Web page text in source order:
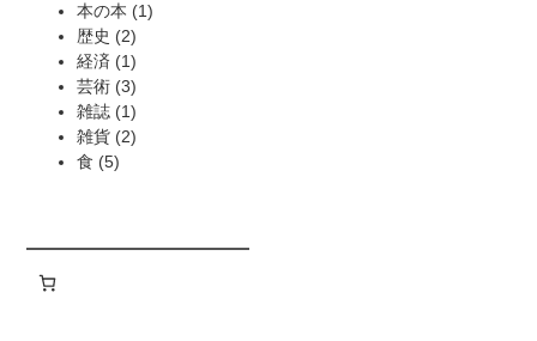
商
品
の
本の本 11
歴史 22
個
の
商
品
経済 11
個
の
商
芸術 33
個
の
雑誌 11
個
雑貨 22
食 55